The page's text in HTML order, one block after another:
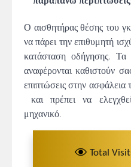
Ο αισθητήρας θέσης του
να πάρει την επιθυμητή
κατάσταση οδήγησης.
αναφέρονται καθιστούν
επιπτώσεις στην ασφάλεια
και πρέπει να
μηχανικό.
Total